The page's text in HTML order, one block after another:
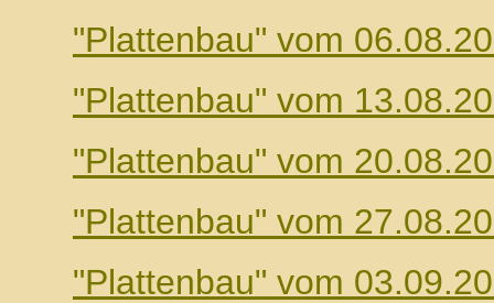
"Plattenbau" vom
"Plattenbau" vom
"Plattenbau" vom
"Plattenbau" vom
"Plattenbau" vom